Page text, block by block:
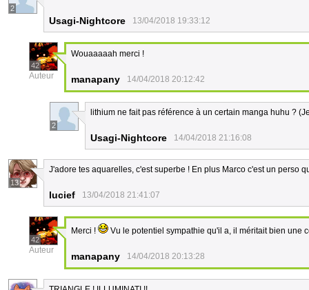
2
Usagi-Nightcore 13/04/2018 19:33:12
42
Auteur
Wouaaaaah merci !
manapany 14/04/2018 20:12:42
2
lithium ne fait pas référence à un certain manga huhu ?
Usagi-Nightcore 14/04/2018 21:16:08
13
J'adore tes aquarelles, c'est superbe ! En plus Marco c'est un perso
lucief 13/04/2018 21:41:07
42
Auteur
Merci ! Vu le potentiel sympathie qu'il a, il méritait bien une
manapany 14/04/2018 20:13:28